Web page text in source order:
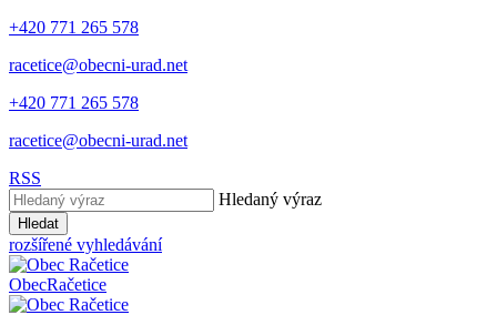
+420 771 265 578
racetice@obecni-urad.net
+420 771 265 578
racetice@obecni-urad.net
RSS
Hledaný výraz
Hledat
rozšířené vyhledávání
ObecRačetice